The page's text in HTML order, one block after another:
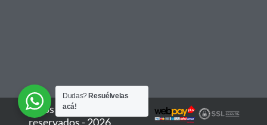
Todos los derechos
reservados - 2026
Dudas? Resuélvelas
acá!